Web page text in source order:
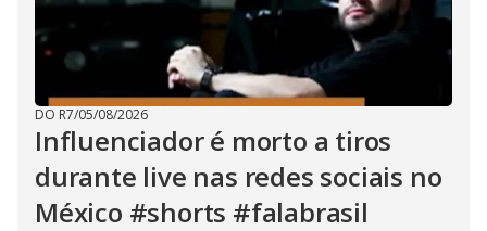
DO R7/05/08/2026
Influenciador é morto a tiros
durante live nas redes sociais no
México #shorts #falabrasil